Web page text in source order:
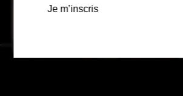
Je m’inscris